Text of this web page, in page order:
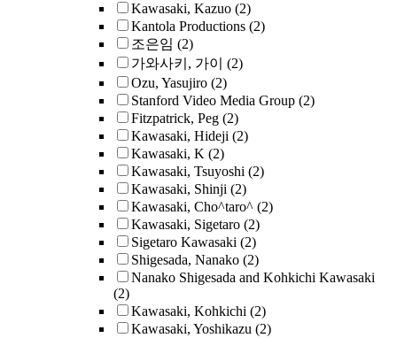
Kawasaki, Kazuo (2)
Kantola Productions (2)
조은임 (2)
가와사키, 가이
(2)
Ozu, Yasujiro (2)
Stanford Video Media Group (2)
Fitzpatrick, Peg (2)
Kawasaki, Hideji (2)
Kawasaki, K (2)
Kawasaki, Tsuyoshi (2)
Kawasaki, Shinji (2)
Kawasaki, Cho^taro^ (2)
Kawasaki, Sigetaro (2)
Sigetaro Kawasaki (2)
Shigesada, Nanako (2)
Nanako Shigesada and Kohkichi Kawasaki
(2)
Kawasaki, Kohkichi (2)
Kawasaki, Yoshikazu (2)